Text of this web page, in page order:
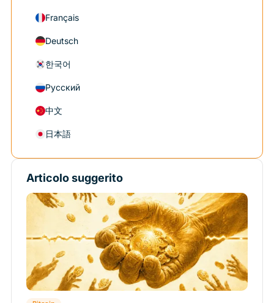
Français
Deutsch
한국어
Русский
中文
日本語
Articolo suggerito